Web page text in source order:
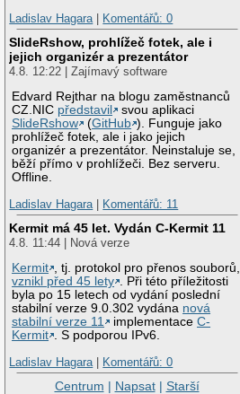
Ladislav Hagara| Komentářů: 0
SlideRshow, prohlížeč fotek, ale i
jejich organizér a prezentátor
4.8. 12:22 | Zajímavý software
Edvard Rejthar na blogu zaměstnanců
CZ.NIC představil
svou aplikaci
SlideRshow
(GitHub ). Funguje jako
prohlížeč fotek, ale i jako jejich
organizér a prezentátor. Neinstaluje se,
běží přímo v prohlížeči. Bez serveru.
Offline.
Ladislav Hagara| Komentářů: 11
Kermit má 45 let. Vydán C-Kermit 11
4.8. 11:44 | Nová verze
Kermit , tj. protokol pro přenos souborů,
vznikl před 45 lety . Při této příležitosti
byla po 15 letech od vydání poslední
stabilní verze 9.0.302 vydána nová
stabilní verze 11
implementaceC-
Kermit . S podporou IPv6.
Ladislav Hagara| Komentářů: 0
Centrum | Napsat| Starší